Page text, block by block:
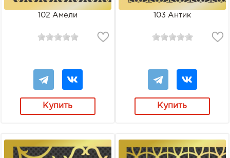
102 Амели
Купить
103 Антик
Купить